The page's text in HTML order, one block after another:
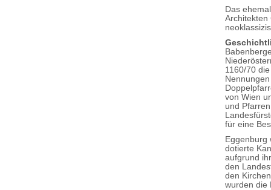
Das
Architekten
1160/70
von Wien
und
für eine
Eggenburg
dotierte
aufgrund
den
den
wurden die